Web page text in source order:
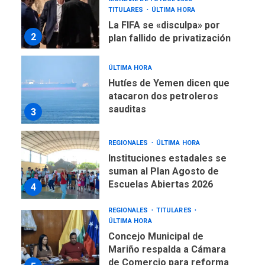
2
TITULARES
ÚLTIMA HORA
La FIFA se «disculpa» por
plan fallido de privatización
3
ÚLTIMA HORA
Hutíes de Yemen dicen que
atacaron dos petroleros
sauditas
4
REGIONALES ÚLTIMA HORA
Instituciones estadales se
suman al Plan Agosto de
Escuelas Abiertas 2026
REGIONALES
TITULARES
ÚLTIMA HORA
Concejo Municipal de
Mariño respalda a Cámara
de Comercio para reforma